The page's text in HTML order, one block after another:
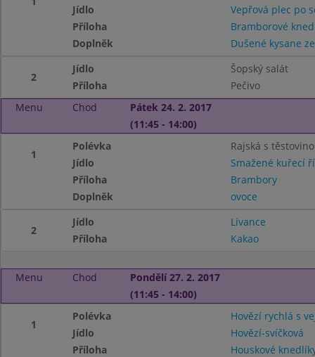
Jídlo
Vepřová plec po
Příloha
Bramborové
Doplněk
Dušené kysane
2
Jídlo
Šopský salát
Příloha
Pečivo
Menu
Chod
Pátek 24. 2. 2017
(11:45 - 14:00)
1
Polévka
Rajská s
Jídlo
Smažené kuřecí
Příloha
Brambory
Doplněk
ovoce
2
Jídlo
Lívance
Příloha
Kakao
Menu Chod
Pondělí 27. 2. 2017
(11:45 - 14:00)
1
Polévka
Hovězí rychlá s
Jídlo
Hovězí-svíčková
Příloha
Houskové